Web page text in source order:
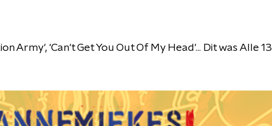
Army', 'Can't Get You Out Of My Head'... Dit was Alle 13